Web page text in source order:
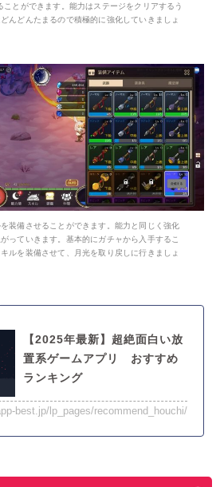
とができます。能力はステージをクリアするう
んどんたまるので積極的に強化していきましょ
装備させることができます。能力と同じく強化
っていきます。基本的にガチャから入手するこ
ルを装備させて、月光を取り戻しに行きましょ
【2025年最新】超絶面白い放
置系ゲームアプリ おすすめ
ランキング
best.jp/lp_pages/recommend_houchi/